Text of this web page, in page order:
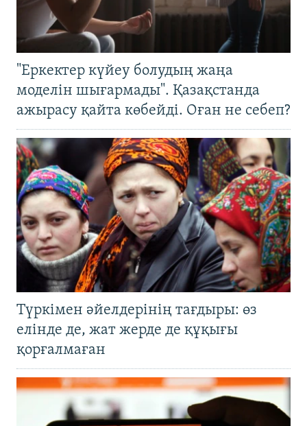
"Еркектер күйеу болудың жаңа
моделін шығармады". Қазақстанда
ажырасу қайта көбейді. Оған не себеп?
Түркімен әйелдерінің тағдыры: өз
елінде де, жат жерде де құқығы
қорғалмаған